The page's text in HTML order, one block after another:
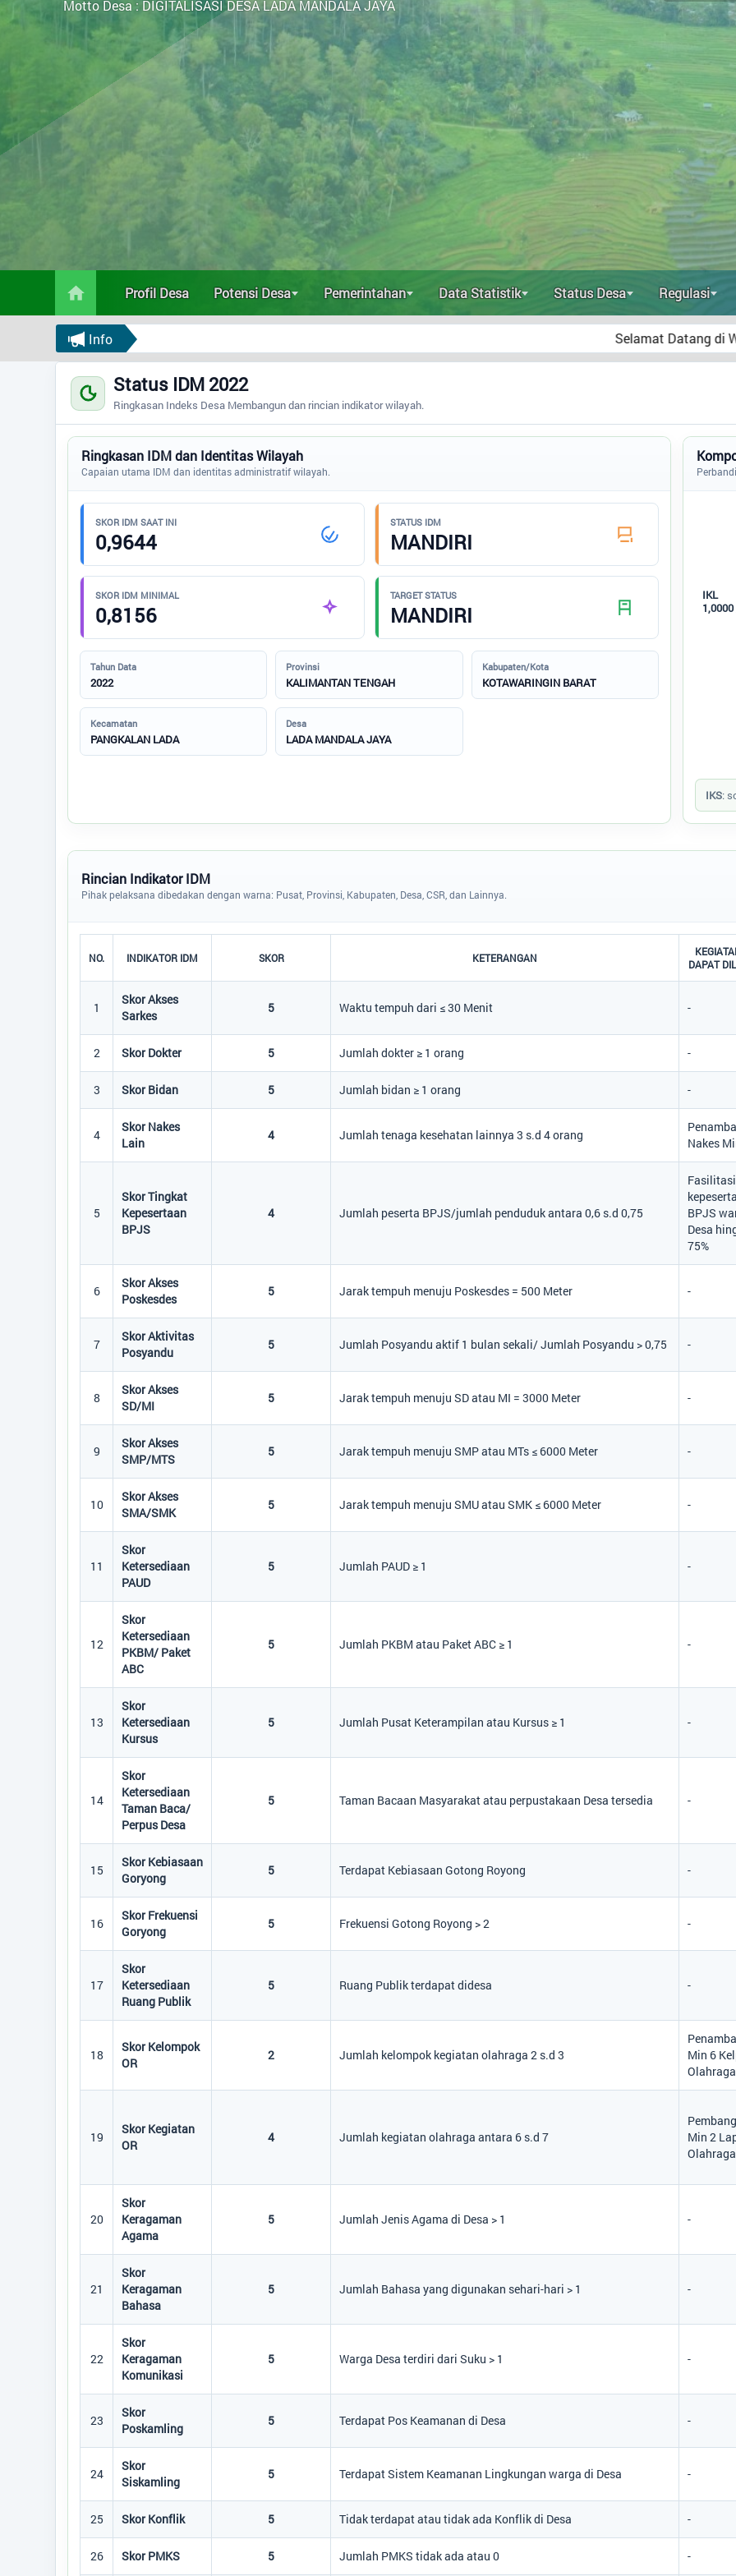
Profil Desa
Pemerintahan
Data Statistik
Status Desa
Status IDM 2021
Status IDM 2023
Status IDM 2024
Status SDGs
Regulasi
Motto Desa : DIGITALISASI DESA LADA MANDALA JAYA
Profil Desa Potensi Desa Pemerintahan Data Statistik Status Desa Regulasi
Info Selamat Datang di Website Resmi
Status IDM 2022
Ringkasan Indeks Desa Membangun dan rincian indikator wilayah.
Ringkasan IDM dan Identitas Wilayah
Capaian utama IDM dan identitas administratif wilayah.
SKOR IDM SAAT INI
0,9644
STATUS IDM
MANDIRI
SKOR IDM MINIMAL
0,8156
TARGET STATUS
MANDIRI
Tahun Data
2022
Provinsi
KALIMANTAN TENGAH
Kabupaten/Kota
KOTAWARINGIN BARAT
Kecamatan
PANGKALAN LADA
Desa
LADA MANDALA JAYA
Pie
IKL
IKS:
Rincian Indikator IDM
Pihak pelaksana dibedakan dengan warna: Pusat, Provinsi, Kabupaten, Desa, CSR, dan Lainnya.
NO. INDIKATOR IDM SKOR KETERANGAN
DAPAT
1
Skor Akses
Sarkes
5 Waktu tempuh dari ≤ 30 Menit -
2 Skor Dokter 5 Jumlah dokter ≥ 1 orang -
3 Skor Bidan 5 Jumlah bidan ≥ 1 orang -
4
Skor Nakes
Lain
4 Jumlah tenaga kesehatan lainnya 3 s.d 4 orang
Nakes
5
Skor Tingkat
Kepesertaan
BPJS
4 Jumlah peserta BPJS/jumlah penduduk antara 0,6 s.d 0,75
Fasilitasi
BPJS
Desa
75%
6
Skor Akses
Poskesdes
5 Jarak tempuh menuju Poskesdes = 500 Meter -
7
Skor Aktivitas
Posyandu
5 Jumlah Posyandu aktif 1 bulan sekali/ Jumlah Posyandu > 0,75 -
8
Skor Akses
SD/MI
5 Jarak tempuh menuju SD atau MI = 3000 Meter -
9
Skor Akses
SMP/MTS
5 Jarak tempuh menuju SMP atau MTs ≤ 6000 Meter -
10
Skor Akses
SMA/SMK
5 Jarak tempuh menuju SMU atau SMK ≤ 6000 Meter -
11
Skor
Ketersediaan
PAUD
5 Jumlah PAUD ≥ 1 -
12
Skor
Ketersediaan
PKBM/ Paket
ABC
5 Jumlah PKBM atau Paket ABC ≥ 1 -
13
Skor
Ketersediaan
Kursus
5 Jumlah Pusat Keterampilan atau Kursus ≥ 1 -
14
Skor
Ketersediaan
Taman Baca/
Perpus Desa
5 Taman Bacaan Masyarakat atau perpustakaan Desa tersedia -
15
Skor Kebiasaan
Goryong
5 Terdapat Kebiasaan Gotong Royong -
16
Skor Frekuensi
Goryong
5 Frekuensi Gotong Royong > 2 -
17
Skor
Ketersediaan
Ruang Publik
5 Ruang Publik terdapat didesa -
18
Skor Kelompok
OR
2 Jumlah kelompok kegiatan olahraga 2 s.d 3
Min 6
Olahraga
19
Skor Kegiatan
OR
4 Jumlah kegiatan olahraga antara 6 s.d 7
Min 2
Olahraga
20
Skor
Keragaman
Agama
5 Jumlah Jenis Agama di Desa > 1 -
21
Skor
Keragaman
Bahasa
5 Jumlah Bahasa yang digunakan sehari-hari > 1 -
22
Skor
Keragaman
Komunikasi
5 Warga Desa terdiri dari Suku > 1 -
23
Skor
Poskamling
5 Terdapat Pos Keamanan di Desa -
24
Skor
Siskamling
5 Terdapat Sistem Keamanan Lingkungan warga di Desa -
25 Skor Konflik 5 Tidak terdapat atau tidak ada Konflik di Desa -
26 Skor PMKS 5 Jumlah PMKS tidak ada atau 0 -